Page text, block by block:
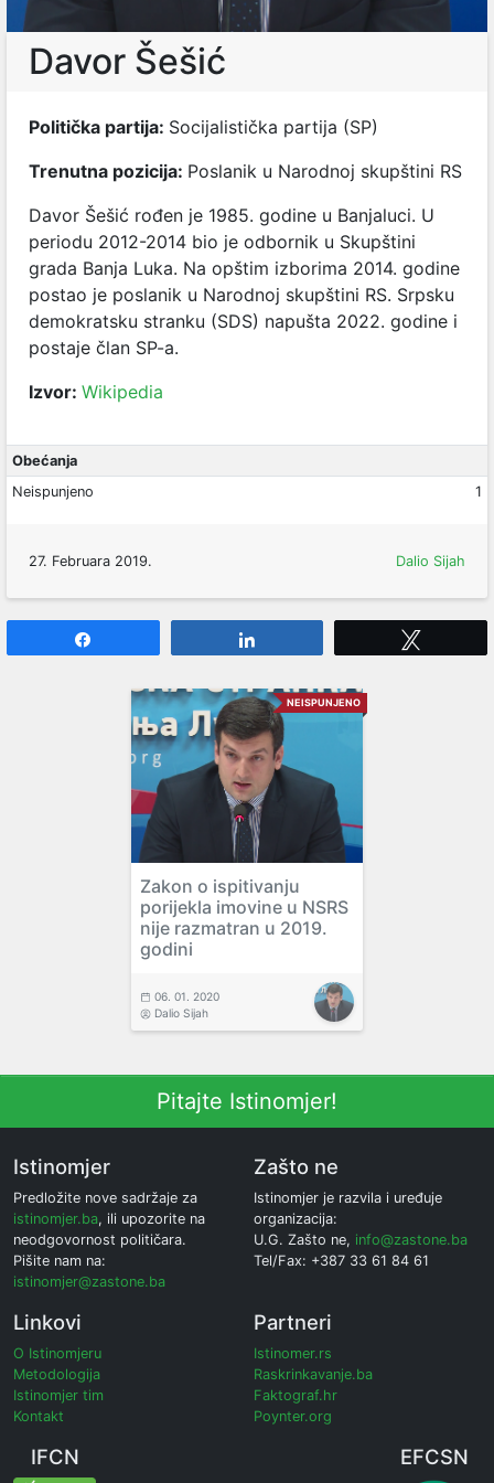
Davor Šešić
Politička partija: Socijalistička partija (SP)
Trenutna pozicija: Poslanik u Narodnoj skupštini RS
Davor Šešić rođen je 1985. godine u Banjaluci. U
periodu 2012-2014 bio je odbornik u Skupštini
grada Banja Luka. Na opštim izborima 2014. godine
postao je poslanik u Narodnoj skupštini RS. Srpsku
demokratsku stranku (SDS) napušta 2022. godine i
postaje član SP-a.
Izvor: Wikipedia
Obećanja
Neispunjeno
1
27. Februara 2019. Dalio Sijah
NEISPUNJENO
Zakon o ispitivanju
porijekla imovine u NSRS
nije razmatran u 2019.
godini
06. 01. 2020
Dalio Sijah
Pitajte Istinomjer!
Istinomjer
Predložite nove sadržaje za
istinomjer.ba, ili upozorite na
neodgovornost političara.
Pišite nam na:
istinomjer@zastone.ba
Zašto ne
Istinomjer je razvila i uređuje
organizacija:
U.G. Zašto ne, info@zastone.ba
Tel/Fax: +387 33 61 84 61
Linkovi
O Istinomjeru
Metodologija
Istinomjer tim
Kontakt
Partneri
Istinomer.rs
Raskrinkavanje.ba
Faktograf.hr
Poynter.org
IFCN EFCSN